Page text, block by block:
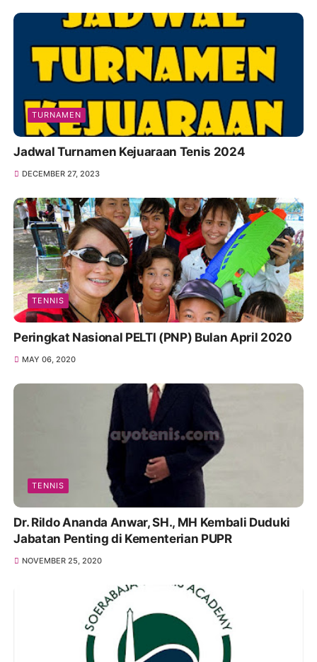
TURNAMEN
Jadwal Turnamen Kejuaraan Tenis 2024
DECEMBER 27, 2023
TENNIS
Peringkat Nasional PELTI (PNP) Bulan April 2020
MAY 06, 2020
TENNIS
Dr. Rildo Ananda Anwar, SH., MH Kembali Duduki
Jabatan Penting di Kementerian PUPR
NOVEMBER 25, 2020